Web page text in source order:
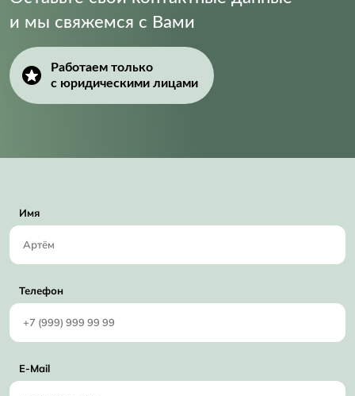
и мы свяжемся с Вами
Работаем только
с юридическими лицами
Имя
Телефон
E-Mail